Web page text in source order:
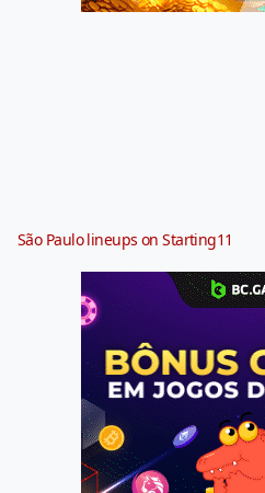
São Paulo lineups on Starting11